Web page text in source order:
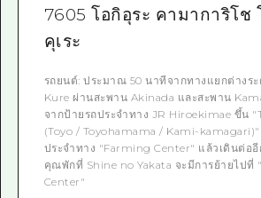
7605 โอกิอุระ คามาการิโช
คุเระ
รถยนต์: ประมาณ 50 นาทีจากทางแยกต่างร
Kure ผ่านสะพาน Akinada และสะพาน
จากป้ายรถประจำทาง JR Hiroekimae ขึ้น
(Toyo / Toyohamama / Kami-
ประจำทาง "Farming Center" แล้วเดินต่อ
คุณพักที่ Shine no Yakata จะมีการย้ายไปที่
Center"